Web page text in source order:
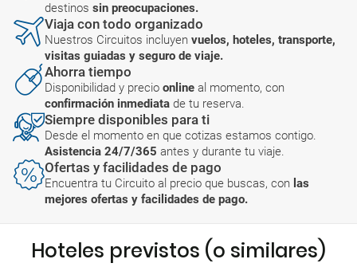
destinos sin preocupaciones.
Viaja con todo organizado
Nuestros Circuitos incluyen vuelos, hoteles, transporte,
visitas guiadas y seguro de viaje.
Ahorra tiempo
Disponibilidad y precio online al momento, con
confirmación inmediata de tu reserva.
Siempre disponibles para ti
Desde el momento en que cotizas estamos contigo.
Asistencia 24/7/365 antes y durante tu viaje.
Ofertas y facilidades de pago
Encuentra tu Circuito al precio que buscas, con las
mejores ofertas y facilidades de pago.
Hoteles previstos (o similares)